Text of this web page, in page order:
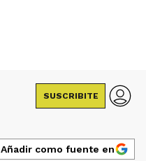
SUSCRIBITE
Añadir como fuente en